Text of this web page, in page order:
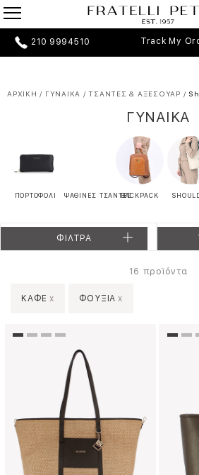
210 9994510 Track My
ΑΡΧΙΚΗ / ΓΥΝΑΙΚΑ /ΤΣΑΝΤΕΣ & ΑΞΕΣΟΥΑΡ /
ΓΥΝΑΙΚΑ
ΠΟΡΤΟΦΟΛΙ ΨΑΘΙΝΕΣ ΤΣΑΝΤΕΣBACKPACK
ΦΙΛΤΡΑ
16 προϊόντα
ΚΑΦΕ x ΦΟΥΞΙΑ x